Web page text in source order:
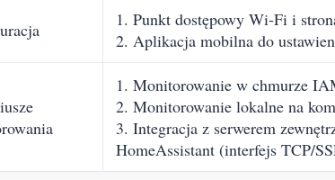
1. Punkt dostępowy Wi-Fi i
2. Aplikacja mobilna do
1. Monitorowanie w chmurze
2. Monitorowanie lokalne na
3. Integracja z serwerem
HomeAssistant (interfejs TCP/